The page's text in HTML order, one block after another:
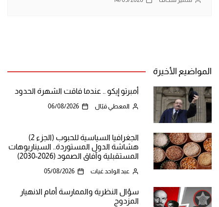
المواضيع الأخيرة
أمبرتو إيكو .. عندما فاقت الشهرة الحدود
المعطي قبّال 06/08/2026
الجغرافيا السياسية للحبوب (الجزء 2)
هشاشة الدول المستوردة.. السيناريوهات
المستقبلية وآفاق الصمود (2026-2030)
عبد الواحد غيات 05/08/2026
سؤال النظرية والممارسة أمام الانهيار
المزدوج